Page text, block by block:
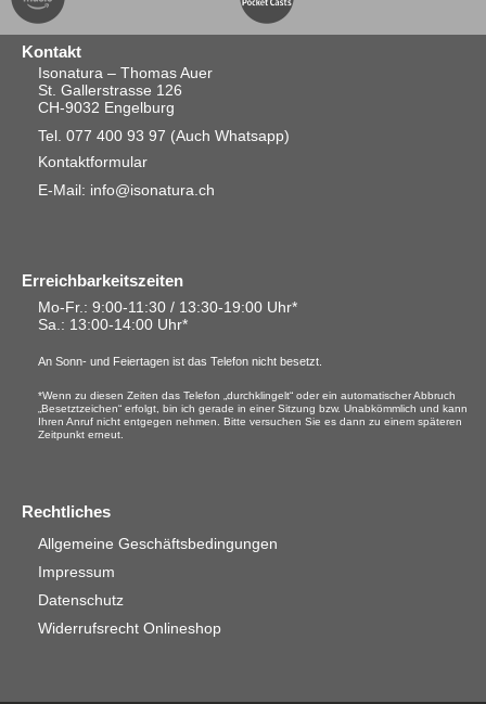
Kontakt
Isonatura – Thomas Auer
St. Gallerstrasse 126
CH-9032 Engelburg
Tel. 077 400 93 97 (Auch Whatsapp)
Kontaktformular
E-Mail: info@isonatura.ch
Erreichbarkeitszeiten
Mo-Fr.: 9:00-11:30 / 13:30-19:00 Uhr*
Sa. : 13:00-14:00 Uhr*
An Sonn- und Feiertagen ist das Telefon nicht besetzt.
*Wenn zu diesen Zeiten das Telefon „durchklingelt“ oder ein automatischer Abbruch
„Besetztzeichen“ erfolgt, bin ich gerade in einer Sitzung bzw. Unabkömmlich und kann
Ihren Anruf nicht entgegen nehmen. Bitte versuchen Sie es dann zu einem späteren
Zeitpunkt erneut.
Rechtliches
Allgemeine Geschäftsbedingungen
Impressum
Datenschutz
Widerrufsrecht Onlineshop